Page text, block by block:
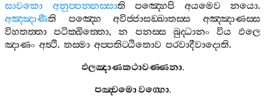
සාවකො
අනුප‍්පන‍්නස‍්සාති පඤ‍්හෙපි අයමෙව නයො.
අඤ‍්ඤාණීති පඤ‍්හෙ අවිජ‍්ජාසඞ‍්ඛාතස‍්ස
අඤ‍්ඤාණස‍්ස
විහතත‍්තා
පටික‍්ඛිත‍්තො,න පනස‍්ස බුද‍්ධානං විය
ඵලෙ
ඤාණං අත්‍ථි. තස‍්මා අප‍්පතිට‍්ඨිතොව පරවාදීවාදොති.
ඵලඤාණකථාවණ‍්ණනා.
පඤ‍්චමොවග‍්ගො.